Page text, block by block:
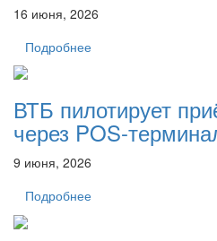
16 июня, 2026
Подробнее
ВТБ пилотирует
через POS-
9 июня, 2026
Подробнее